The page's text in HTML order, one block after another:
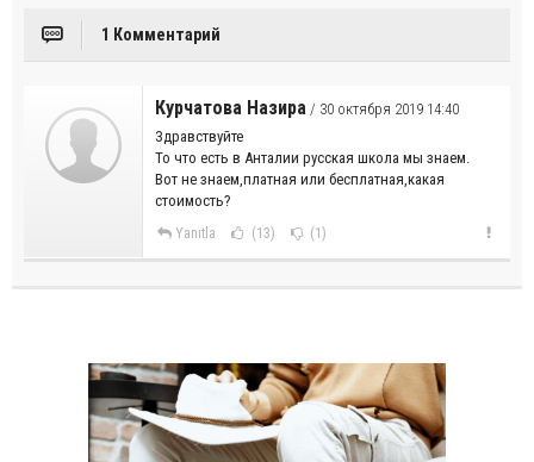
1 Комментарий
Курчатова Назира / 30 октября 2019 14:40
Здравствуйте
То что есть в Анталии русская школа мы знаем.
Вот не знаем,платная или бесплатная,какая
стоимость?
Yanıtla (13) (1)